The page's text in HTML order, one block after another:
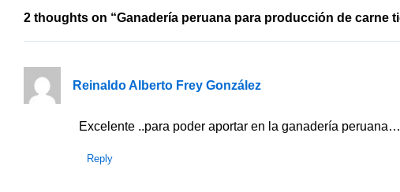
2 thoughts on “Ganadería peruana para producción de carne
Reinaldo Alberto Frey González
Excelente ..para poder aportar en la ganadería peruana…
Reply